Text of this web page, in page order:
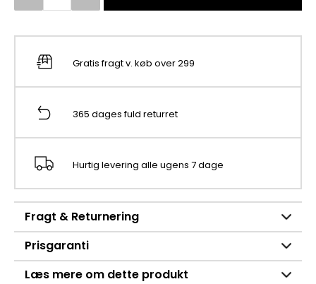
Gratis fragt v. køb over 299
365 dages fuld returret
Hurtig levering alle ugens 7 dage
Fragt & Returnering
Prisgaranti
Læs mere om dette produkt